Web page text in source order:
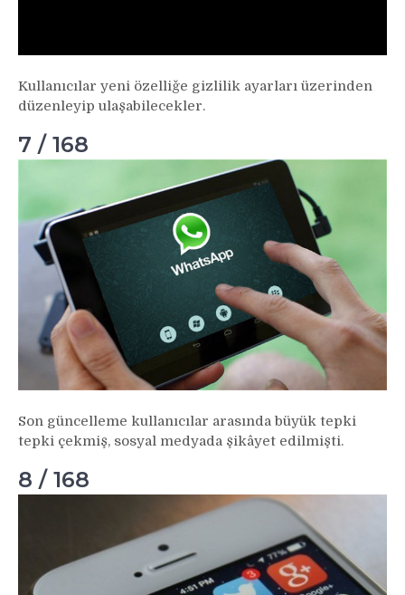
Kullanıcılar yeni özelliğe gizlilik ayarları üzerinden
düzenleyip ulaşabilecekler.
7 / 168
Son güncelleme kullanıcılar arasında büyük tepki
tepki çekmiş, sosyal medyada şikâyet edilmişti.
8 / 168